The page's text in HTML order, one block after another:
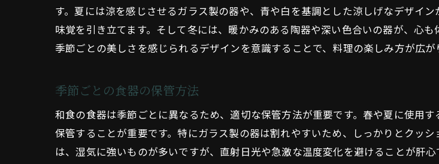
す。夏には涼を感じさせるガラス製の器や、青や白を基調とした涼しげなデザイ
味覚を引き立てます。そして冬には、暖かみのある陶器や深い色合いの器が、心
季節ごとの美しさを感じられるデザインを意識することで、料理の楽しみ方が広が
季節ごとの食器の保管方法
和食の食器は季節ごとに異なるため、適切な保管方法が重要です。春や夏に使用
保管することが重要です。特にガラス製の器は割れやすいため、しっかりとクッ
は、湿気に強いものが多いですが、直射日光や急激な温度変化を避けることが肝